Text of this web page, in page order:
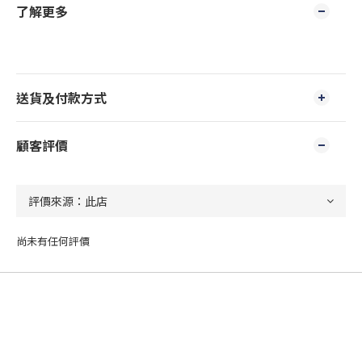
了解更多
送貨及付款方式
顧客評價
尚未有任何評價